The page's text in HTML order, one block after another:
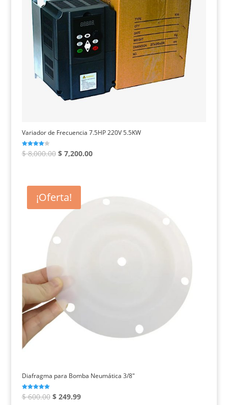
Variador de Frecuencia 7.5HP 220V 5.5KW
Valorado
con
$8,000.00 El
era:
$ 8,000.00.
$7,200.00El
$ 7,200.00.
¡Oferta!
Diafragma para Bomba Neumática 3/8″
Valorado con
5.00
$600.00 El
$249.99El